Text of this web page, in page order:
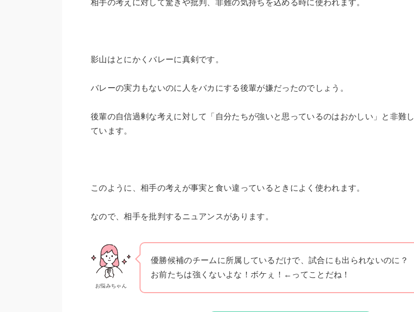
相手の考えに対して驚きや批判、非難の気持ちを込める時に使われます。
影山はとにかくバレーに真剣です。
バレーの実力もないのに人をバカにする後輩が嫌だったのでしょう。
後輩の自信過剰な考えに対して「自分たちが強いと思っているのはおかしい」と非難し
ています。
このように、相手の考えが事実と食い違っているときによく使われます。
なので、相手を批判するニュアンスがあります。
お悩みちゃん
優勝候補のチームに所属しているだけで、試合にも出られないのに？
お前たちは強くないよな！ボケぇ！←ってことだね！